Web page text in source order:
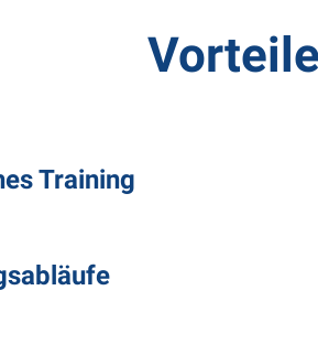
Training